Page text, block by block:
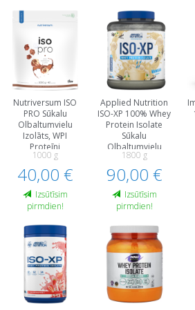
Nutriversum ISO
PRO Sūkalu
Olbaltumvielu
Izolāts, WPI
Proteīni
1000 g
40,00 €
Izsūtīsim
pirmdien!
Applied Nutrition
ISO-XP 100% Whey
Protein Isolate
Sūkalu
Olbaltumvielu
Izolāts, WPI
Proteīni
1800 g
90,00 €
Izsūtīsim
pirmdien!